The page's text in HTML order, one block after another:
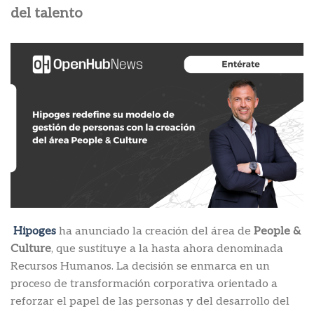
del talento
Hipoges ha anunciado la creación del área de People &
Culture, que sustituye a la hasta ahora denominada
Recursos Humanos. La decisión se enmarca en un
proceso de transformación corporativa orientado a
reforzar el papel de las personas y del desarrollo del